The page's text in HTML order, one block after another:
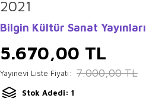
2021
Bilgin Kültür Sanat Yayınları
5.670,00 TL
Yayınevi Liste Fiyatı: 7.000,00TL
Stok Adedi: 1